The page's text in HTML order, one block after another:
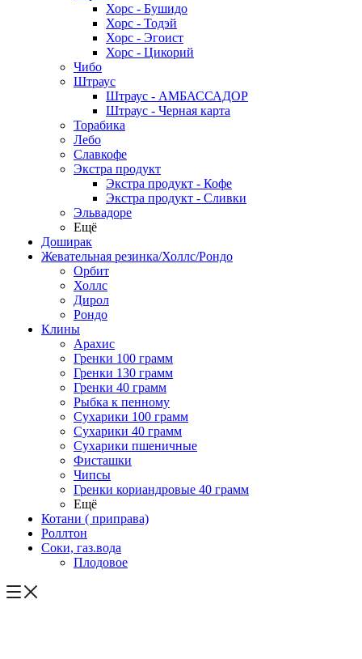
Хорс - Бушидо
Хорс - Тодэй
Хорс - Эгоист
Хорс - Цикорий
Чибо
Штраус
Штраус - АМБАССАДОР
Штраус - Черная карта
Торабика
Лебо
Славкофе
Экстра продукт
Экстра продукт - Кофе
Экстра продукт - Сливки
Эльвадоре
Ещё
Доширак
Жевательная резинка/Холлс/Рондо
Орбит
Холлс
Дирол
Рондо
Клины
Арахис
Гренки 100 грамм
Гренки 130 грамм
Гренки 40 грамм
Рыбка к пенному
Сухарики 100 грамм
Сухарики 40 грамм
Сухарики пшеничные
Фисташки
Чипсы
Гренки кориандровые 40 грамм
Ещё
Котани ( приправа)
Роллтон
Соки, газ.вода
Плодовое